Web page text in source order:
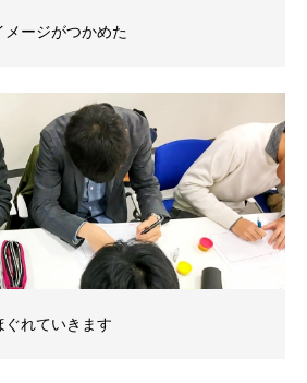
ージがつかめた
れていきます